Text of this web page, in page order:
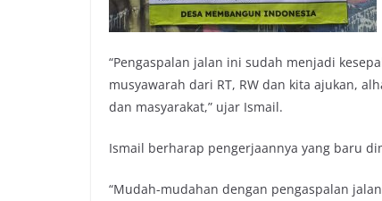
“Pengaspalan jalan ini sudah menjadi
musyawarah dari RT, RW dan kita ajukan,
dan masyarakat,” ujar Ismail.
Ismail berharap pengerjaannya yang baru
“Mudah-mudahan dengan pengaspalan